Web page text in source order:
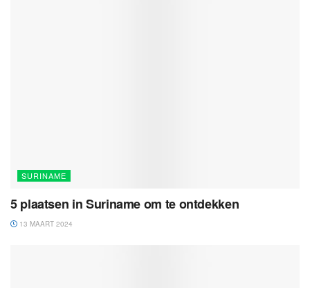
SURINAME
5 plaatsen in Suriname om te ontdekken
13 MAART 2024